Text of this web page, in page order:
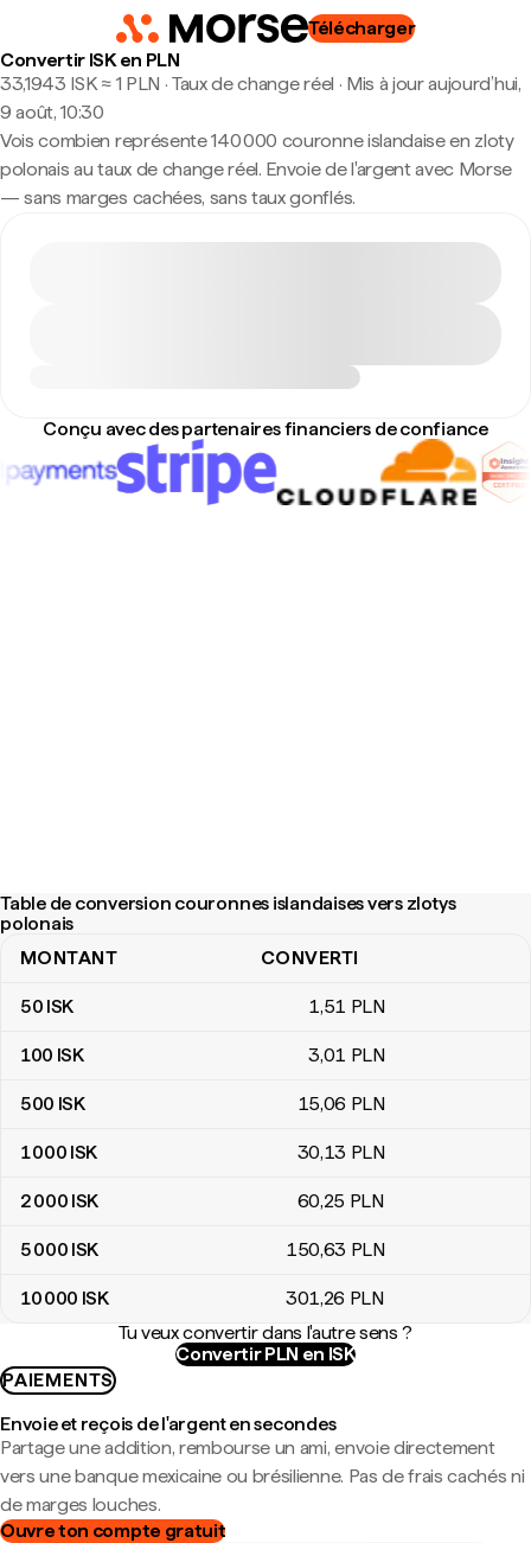
Télécharger
Convertir ISK en PLN
33,1943 ISK ≈ 1 PLN · Taux de change réel · Mis à jour aujourd’hui,
9 août, 10:30
Vois combien représente 140 000 couronne islandaise en zloty
polonais au taux de change réel. Envoie de l'argent avec Morse
— sans marges cachées, sans taux gonflés.
Conçu avec des partenaires financiers de confiance
Table de conversion couronnes islandaises vers zlotys
polonais
Table de conversion couronnes islandaises vers zlotys polonais
MONTANT CONVERTI
50 ISK 1,51 PLN
100 ISK 3,01 PLN
500 ISK 15,06 PLN
1 000 ISK 30,13 PLN
2 000 ISK 60,25 PLN
5 000 ISK 150,63 PLN
10 000 ISK 301,26 PLN
Tu veux convertir dans l'autre sens ?
Convertir PLN en ISK
PAIEMENTS
Envoie et reçois de l'argent en secondes
Partage une addition, rembourse un ami, envoie directement
vers une banque mexicaine ou brésilienne. Pas de frais cachés ni
de marges louches.
Ouvre ton compte gratuit